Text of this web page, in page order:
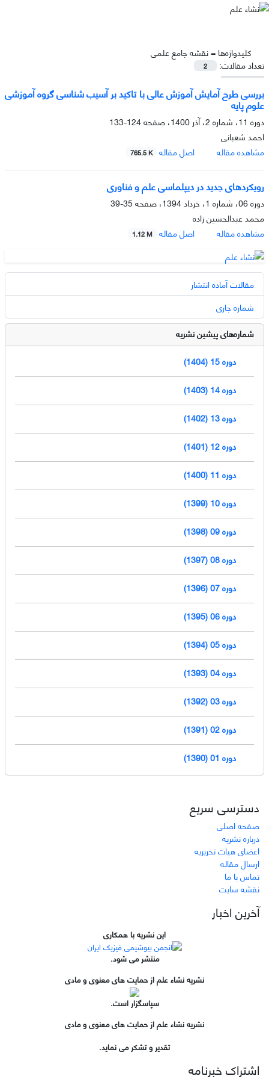
کلیدواژه‌ها =نقشه جامع علمی
تعداد مقالات:
2
بررسی طرح آمایش آموزش عالی با تاکید بر آسیب شناسی گروه آموزشی
علوم پایه
دوره 11، شماره 2، آذر 1400، صفحه
124-133
احمد شعبانی
مشاهده مقاله
اصل مقاله 765.5 K
رویکردهای جدید در دیپلماسی علم و فناوری
دوره 06، شماره 1، خرداد 1394، صفحه
35-39
محمد عبدالحسین زاده
مشاهده مقاله
اصل مقاله 1.12 M
مقالات آماده انتشار
شماره جاری
شماره‌های پیشین نشریه
دوره 15 (1404)
دوره 14 (1403)
دوره 13 (1402)
دوره 12 (1401)
دوره 11 (1400)
دوره 10 (1399)
دوره 09 (1398)
دوره 08 (1397)
دوره 07 (1396)
دوره 06 (1395)
دوره 05 (1394)
دوره 04 (1393)
دوره 03 (1392)
دوره 02 (1391)
دوره 01 (1390)
دسترسی سریع
صفحه اصلی
درباره نشریه
اعضای هیات تحریریه
ارسال مقاله
تماس با ما
نقشه سایت
آخرین اخبار
این نشریه با همکاری
منتشر می شود.
نشریه نشاء علم از حمایت های معنوی و مادی
سپاسگزار است.
نشریه نشاء علم از حمایت های معنوی و مادی
تقدیر و تشکر می نماید.
اشتراک خبرنامه